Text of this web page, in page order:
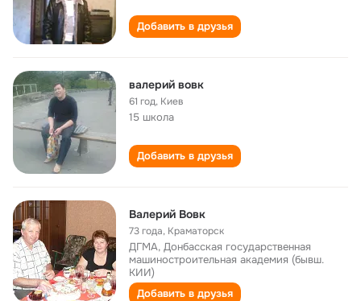
Добавить в друзья
валерий вовк
61 год, Киев
15 школа
Добавить в друзья
Валерий Вовк
73 года, Краматорск
ДГМА, Донбасская государственная
машиностроительная академия (бывш.
КИИ)
Добавить в друзья